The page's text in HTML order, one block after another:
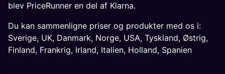
blev PriceRunner en del af Klarna.
Du kan sammenligne priser og produkter med os i:
Sverige, UK, Danmark, Norge, USA, Tyskland, Østrig,
Finland, Frankrig, Irland, Italien, Holland, Spanien